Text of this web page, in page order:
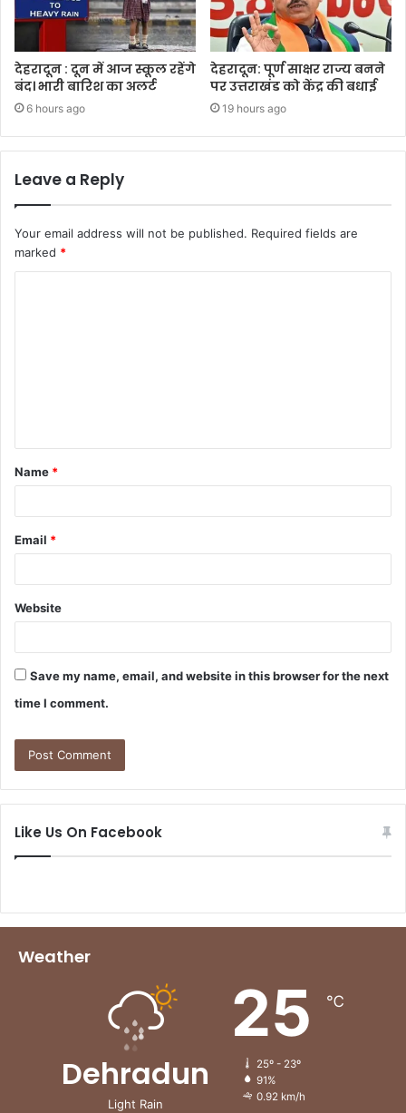
देहरादून : दून में आज स्कूल रहेंगे
बंद। भारी बारिश का अलर्ट
6 hours ago
देहरादून: पूर्ण साक्षर राज्य बनने
पर उत्तराखंड को केंद्र की बधाई
19 hours ago
Leave a Reply
Your email address will not be published. Required fields are
marked *
t
*
Name *
Email *
Website
Save my name, email, and website in this browser for the next
time I comment.
Like Us On Facebook
Weather
Dehradun
Light Rain
25 ℃
25º - 23º
91%
0.92 km/h